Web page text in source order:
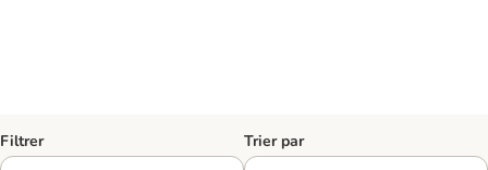
Filtrer Trier par